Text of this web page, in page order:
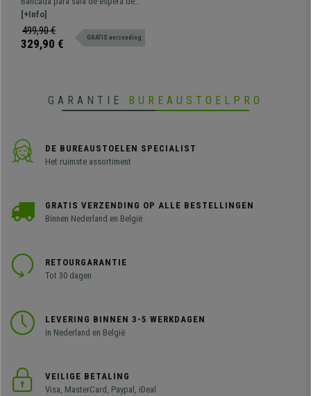
Dikke Vulling, Rode Stof
108x50 cm con estructura
metálica. Muy resistente, gran
comodidad y grueso acolchado.
[+Info]
499,90 €
329,90 € GRATIS verzending
GARANTIE BUREAUSTOELPRO
DE BUREAUSTOELEN SPECIALIST
Het ruimste assortiment
GRATIS VERZENDING OP ALLE BESTELLINGEN
Binnen Nederland en België
RETOURGARANTIE
Tot 30 dagen
LEVERING BINNEN 3-5 WERKDAGEN
in Nederland en België
VEILIGE BETALING
Visa, MasterCard, Paypal, iDeal